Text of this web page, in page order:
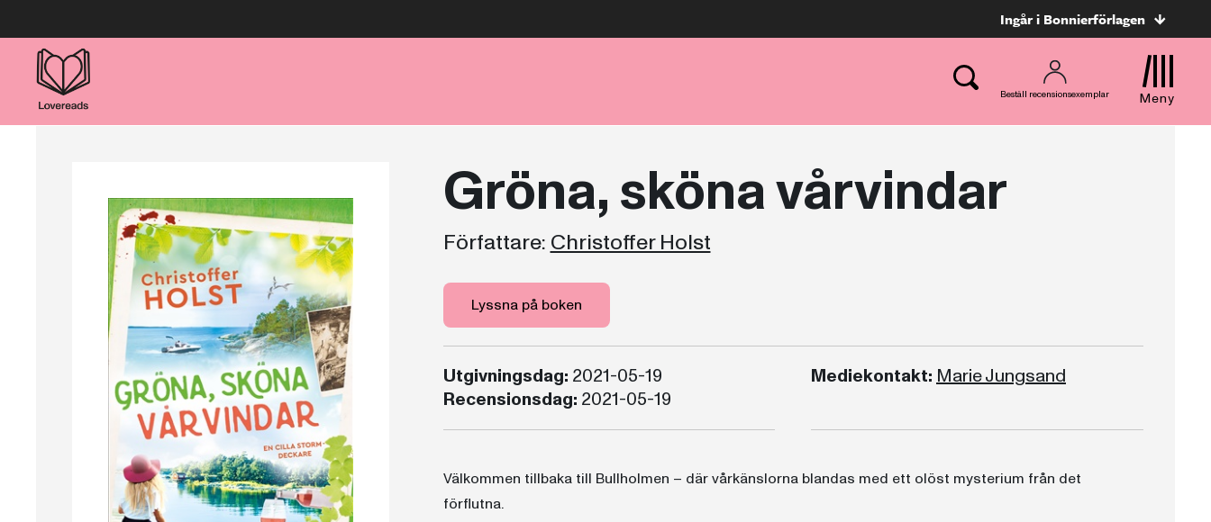
Ingår i Bonnierförlagen
Beställ recensionsexemplar Meny
Gröna, sköna vårvindar
Författare: Christoffer Holst
Lyssna på boken
Utgivningsdag: 2021-05-19
Recensionsdag: 2021-05-19
Mediekontakt:Marie Jungsand
Välkommen tillbaka till Bullholmen – där vårkänslorna blandas med ett olöst mysterium från det
förflutna.